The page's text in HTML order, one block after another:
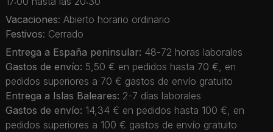
Vacaciones: Abierto horario ordinario
Festivos: Cerrado
Entrega a España peninsular: 48-72 horas laborales
Gastos de envío: 5,50 € en pedidos hasta 70 €, en
pedidos superiores a 70 € gastos de envío gratuito
Entrega a Islas Baleares: 2-7 días laborales
Gastos de envío: 14,34 € en pedidos hasta 100 €, en
pedidos superiores a 100 € gastos de envío gratuito